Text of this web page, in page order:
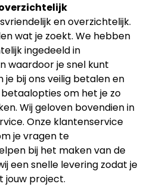
en overzichtelijk.
wat je zoekt. We hebben
ingedeeld in
waardoor je snel kunt
je bij ons veilig betalen en
om het je zo
Wij geloven bovendien in
Onze klantenservice
je vragen te
bij het maken van de
een snelle levering zodat je
jouw project.